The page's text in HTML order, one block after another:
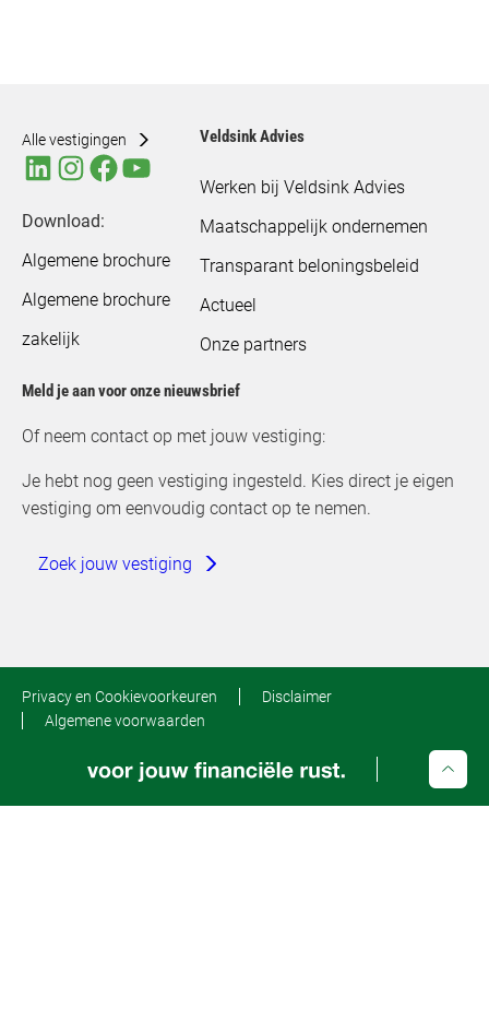
Alle vestigingen
Download:
Algemene brochure
Algemene brochure
zakelijk
Veldsink Advies
Werken bij Veldsink Advies
Maatschappelijk ondernemen
Transparant beloningsbeleid
Actueel
Onze partners
Meld je aan voor onze nieuwsbrief
Of neem contact op met jouw vestiging:
Je hebt nog geen vestiging ingesteld. Kies direct je eigen
vestiging om eenvoudig contact op te nemen.
Zoek jouw vestiging
Privacy en Cookievoorkeuren
Disclaimer
Algemene voorwaarden